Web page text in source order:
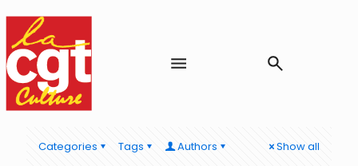
Categories Tags Authors Show all